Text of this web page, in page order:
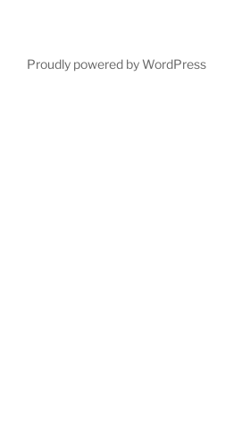
Proudly powered by WordPress